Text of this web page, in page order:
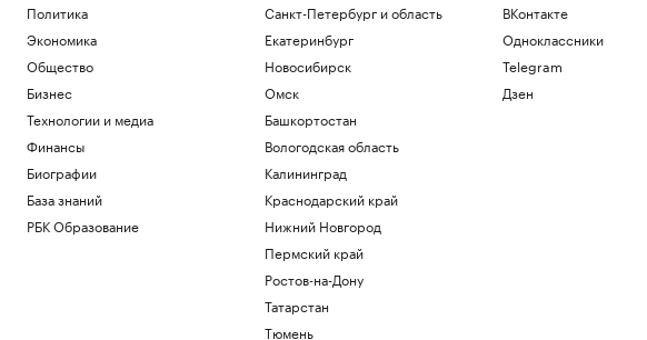
EUR ЦБ: 94,06
Инвестиции
Курс доллара на 06 августа
USD ЦБ: 81,41
Инвестиции
В Москве на торги выставили палаты
допетровской эпохи дешевле трешки
Недвижимость
Прокуратура Москвы выявила сотни
нарушений при реализации
нацпроектов
Что нового построят на Ходынском
Политика
Экономика
Общество
Бизнес
Технологии и медиа
Финансы
Биографии
База знаний
РБК Образование
Санкт-Петербург и область
Екатеринбург
Новосибирск
Омск
Башкортостан
Вологодская область
Калининград
Краснодарский край
Нижний Новгород
Пермский край
Ростов-на-Дону
Татарстан
Тюмень
ВКонтакте
Одноклассники
Telegram
Дзен